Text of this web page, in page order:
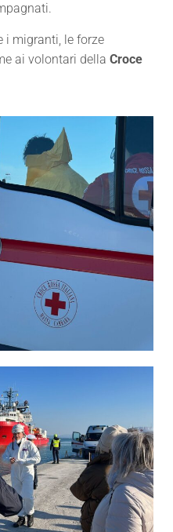
i migranti, le forze
ai volontari della Croce